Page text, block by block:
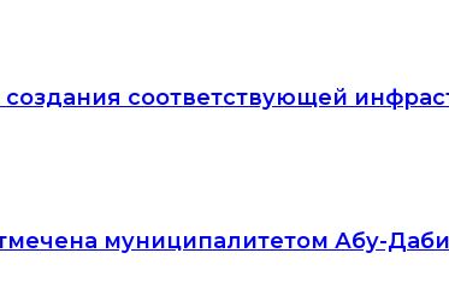
соответствующей
муниципалитетом Абу-